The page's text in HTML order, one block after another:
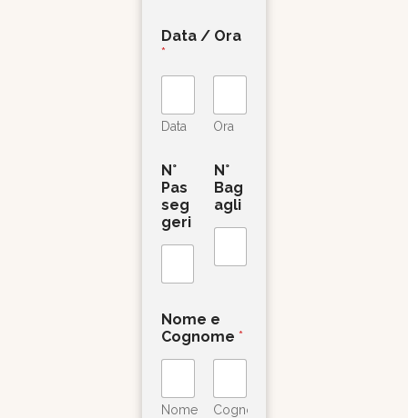
Data / Ora
*
Data Ora
N°
Pas
seg
geri
N°
Bag
agli
Nome e
Cognome *
Nome Cognome